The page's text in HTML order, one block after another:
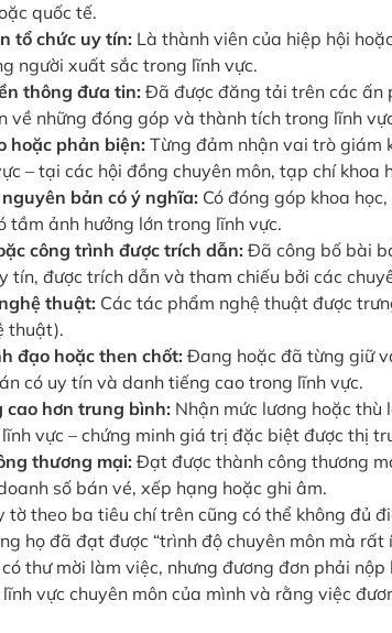
quốc tế.
tổ chức uy tín: Là thành viên của hiệp hội
người xuất sắc trong lĩnh vực.
thông đưa tin: Đã được đăng tải trên các ấn
về những đóng góp và thành tích trong lĩnh
hoặc phản biện: Từng đảm nhận vai trò giám
– tại các hội đồng chuyên môn, tạp chí khoa
bản có ý nghĩa: Có đóng góp khoa
tầm ảnh hưởng lớn trong lĩnh vực.
công trình được trích dẫn: Đã công bố bài
tín, được trích dẫn và tham chiếu bởi các
thuật: Các tác phẩm nghệ thuật được
thuật).
đạo hoặc then chốt: Đang hoặc đã từng giữ
có uy tín và danh tiếng cao trong lĩnh vực.
cao hơn trung bình: Nhận mức lương hoặc thù
vực – chứng minh giá trị đặc biệt được thị
thương mại: Đạt được thành công thương
số bán vé, xếp hạng hoặc ghi âm.
theo ba tiêu chí trên cũng có thể không đủ
họ đã đạt được “trình độ chuyên môn mà
thư mời làm việc, nhưng đương đơn phải
vực chuyên môn của mình và rằng việc